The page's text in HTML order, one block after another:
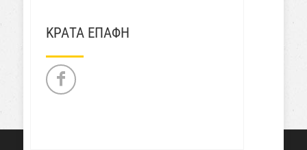
ΚΡΑΤΑ ΕΠΑΦΗ